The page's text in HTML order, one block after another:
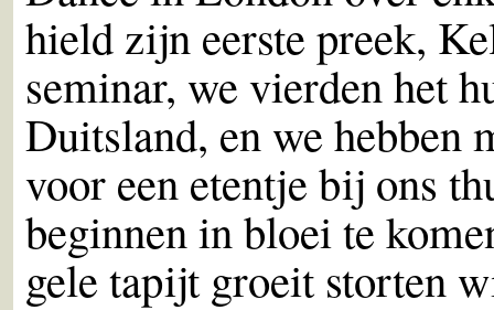
hield zijn eerste preek,
seminar, we vierden het
Duitsland, en we hebben
voor een etentje bij ons
beginnen in bloei te
gele tapijt groeit storten